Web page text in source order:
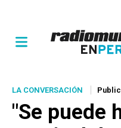
LA CONVERSACIÓN
"Se puede